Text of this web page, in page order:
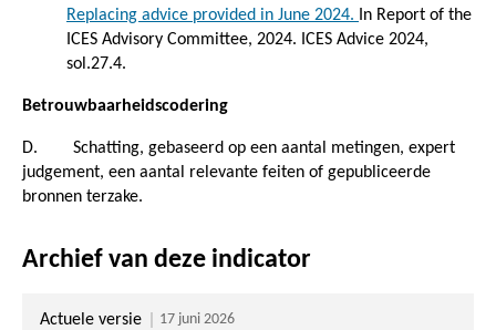
Replacing advice provided in June 2024.
In Report of the
ICES Advisory Committee, 2024. ICES Advice 2024,
sol.27.4.
Betrouwbaarheidscodering
D. Schatting, gebaseerd op een aantal metingen, expert
judgement, een aantal relevante feiten of gepubliceerde
bronnen terzake.
Archief van deze indicator
Actuele versie 17 juni 2026